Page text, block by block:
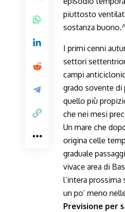
I primi cenni
settori
campi
grado sovente
quello più
che nei mesi
Un mare che
origina celle
graduale
vivace area di
l’intera
un po’ meno
Previsione per